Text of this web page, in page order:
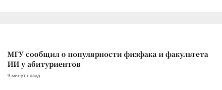
МГУ сообщил о популярности физфака и факультета
ИИ у абитуриентов
9 минут назад